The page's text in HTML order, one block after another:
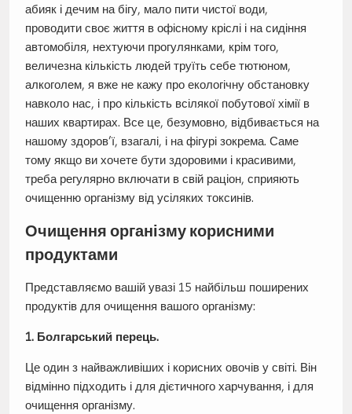
абияк і дечим на бігу, мало пити чистої води,
проводити своє життя в офісному кріслі і на сидіння
автомобіля, нехтуючи прогулянками, крім того,
величезна кількість людей труїть себе тютюном,
алкоголем, я вже не кажу про екологічну обстановку
навколо нас, і про кількість всілякої побутової хімії в
наших квартирах. Все це, безумовно, відбивається на
нашому здоров’ї, взагалі, і на фігурі зокрема. Саме
тому якщо ви хочете бути здоровими і красивими,
треба регулярно включати в свій раціон, сприяють
очищенню організму від усіляких токсинів.
Очищення організму корисними
продуктами
Представляємо вашій увазі 15 найбільш поширених
продуктів для очищення вашого організму:
1. Болгарський перець.
Це один з найважливіших і корисних овочів у світі. Він
відмінно підходить і для дієтичного харчування, і для
очищення організму.